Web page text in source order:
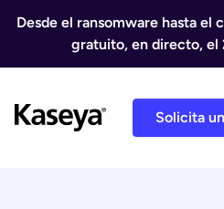
Desde el ransomware hasta
gratuito, en directo, el
Solicita